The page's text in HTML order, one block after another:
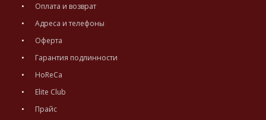
Оплата и возврат
Адреса и телефоны
Оферта
Гарантия подлинности
HoReCa
Elite Club
Прайс